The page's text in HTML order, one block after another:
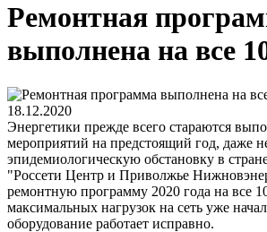
Ремонтная
выполнена на все
18.12.2020
Энергетики прежде всего стараются
мероприятий на предстоящий год, даже
эпидемиологическую обстановку в
"Россети Центр и Приволжье
ремонтную программу 2020 года на все
максимальных нагрузок на сеть уже
оборудование работает исправно.